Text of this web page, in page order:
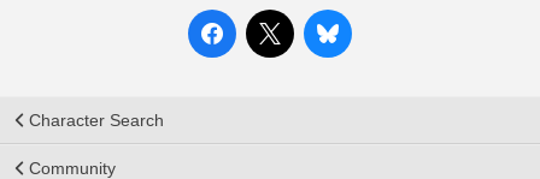
Character Search
Community